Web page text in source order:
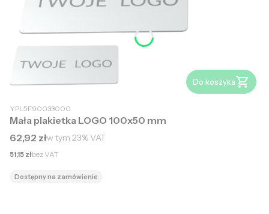
Do koszyka
YPL5F90033000
Mała plakietka LOGO 100x50 mm
Cena brutto
62,92 złw tym 23%VAT
Cena netto
51,15 złbez VAT
Dostępny na zamówienie